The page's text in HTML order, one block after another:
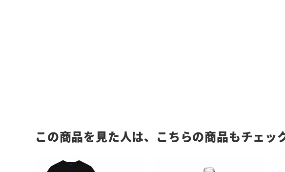
この商品を見た人は、こちらの商品もチェッ